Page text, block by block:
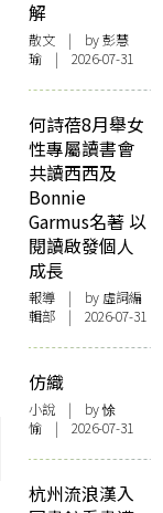
解
散文 | by 彭慧
瑜 | 2026-07-31
何詩蓓8月舉女
性專屬讀書會
共讀西西及
Bonnie
Garmus名著 以
閱讀啟發個人
成長
報導 | by 虛詞編
輯部 | 2026-07-31
仿織
小說 | by 悇
愉 | 2026-07-31
杭州流浪漢入